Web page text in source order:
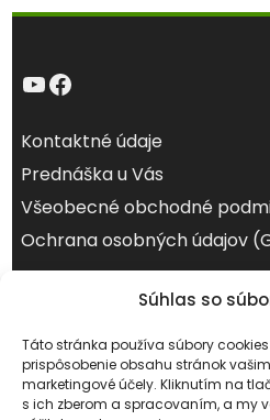
Súhlas so
Táto stránka používa súbory
prispôsobenie obsahu stránok
marketingové účely. Kliknutím na
s ich zberom a spracovaním, a my
YouTube
Facebook
Kontaktné údaje
Prednáška u Vás
Všeobecné obchodné
Ochrana osobných údajov
august
3
4 5 6